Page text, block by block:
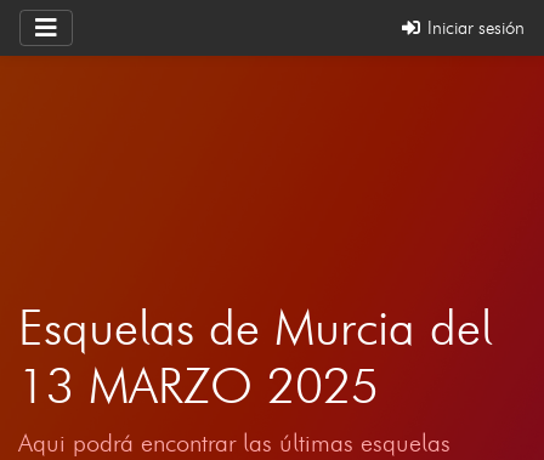
Iniciar sesión
Esquelas de Murcia del
13 MARZO 2025
Aqui podrá encontrar las últimas esquelas